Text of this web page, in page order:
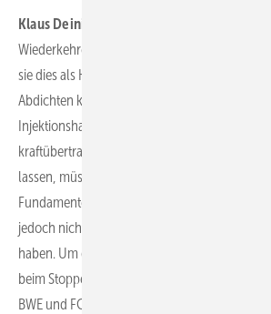
Klaus Deininger:
Wiederkehrenden Prüfungen Wasser im
sie dies als Hinweis auf Defekte im Beton
Abdichten kostet schon Mal 3.000 Euro,
Injektionsharzen bis zu 12.000. Wo Hohlräume
kraftübertragenden Turmfußflansch in seiner
lassen, müssen kostenintensive Bohrungen
Fundamenteinbauteil ausgeführt werden.
jedoch nicht unbedingt eine gelockerte
haben. Um dieses festzustellen, sind
beim Stoppen der Anlage durchgeführt
BWE und FGW festgelegt, sind 0,5 Millimeter